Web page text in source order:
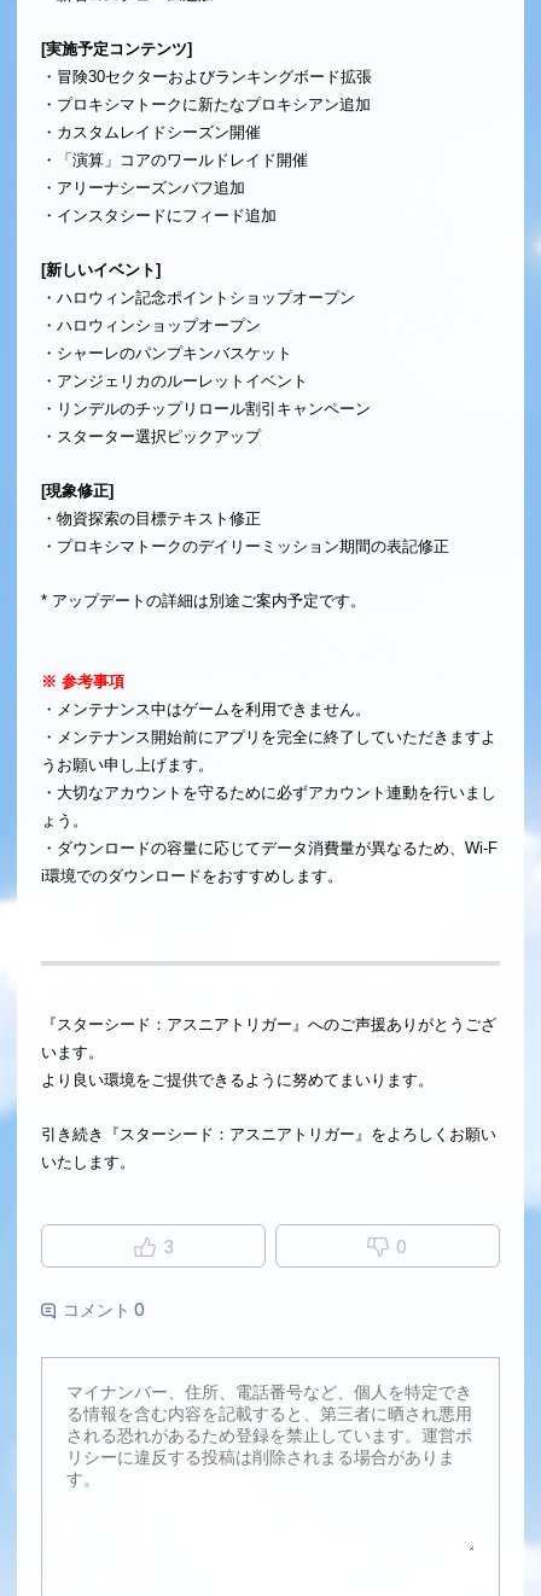
[実施予定コンテンツ]
・冒険30セクターおよびランキングボード拡張
・プロキシマトークに新たなプロキシアン追加
・カスタムレイドシーズン開催
・「演算」コアのワールドレイド開催
・アリーナシーズンバフ追加
・インスタシードにフィード追加
[新しいイベント]
・ハロウィン記念ポイントショップオープン
・ハロウィンショップオープン
・シャーレのパンプキンバスケット
・アンジェリカのルーレットイベント
・リンデルのチップリロール割引キャンペーン
・スターター選択ピックアップ
[現象修正]
・物資探索の目標テキスト修正
・プロキシマトークのデイリーミッション期間の表記修正
* アップデートの詳細は別途ご案内予定です。
※ 参考事項
・メンテナンス中はゲームを利用できません。
・メンテナンス開始前にアプリを完全に終了していただきますよ
うお願い申し上げます。
・大切なアカウントを守るために必ずアカウント連動を行いまし
ょう。
・ダウンロードの容量に応じてデータ消費量が異なるため、Wi-F
i環境でのダウンロードをおすすめします。
『スターシード：アスニアトリガー』へのご声援ありがとうござ
います。
より良い環境をご提供できるように努めてまいります。
引き続き『スターシード：アスニアトリガー』をよろしくお願い
いたします。
3 0
コメント 0